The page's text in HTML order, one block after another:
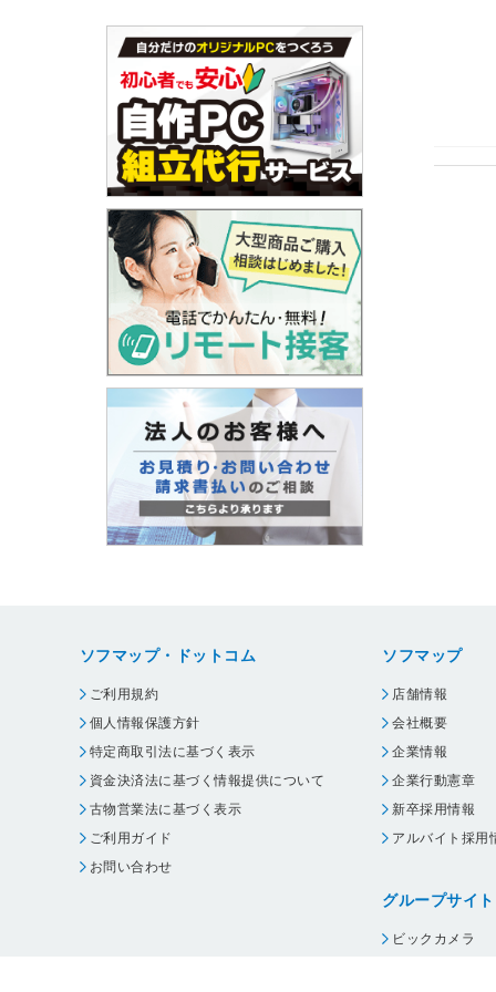
ソフマップ・ドットコム
ご利用規約
個人情報保護方針
特定商取引法に基づく表示
資金決済法に基づく情報提供について
古物営業法に基づく表示
ご利用ガイド
お問い合わせ
ソフマップ
店舗情報
会社概要
企業情報
企業行動憲章
新卒採用情報
アルバイト採用
グループサイト
ビックカメラ